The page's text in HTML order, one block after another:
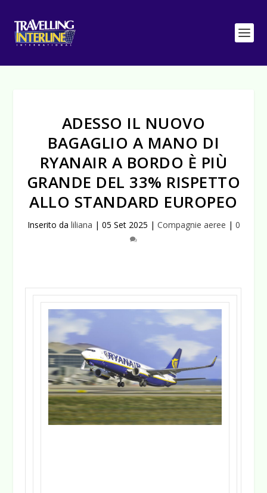
ADESSO IL NUOVO
BAGAGLIO A MANO DI
RYANAIR A BORDO È PIÙ
GRANDE DEL 33% RISPETTO
ALLO STANDARD EUROPEO
Inserito da liliana | 05 Set 2025 | Compagnie aeree | 0